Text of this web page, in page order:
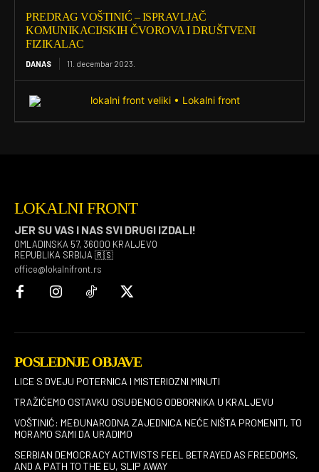
PREDRAG VOŠTINIĆ – ISPRAVLJAČ
KOMUNIKACIJSKIH ČVOROVA I DRUŠTVENI
FIZIKALAC
DANAS 11. decembar 2023.
LOKALNI FRONT
JER SU VAS I NAS SVI DRUGI IZDALI!
OMLADINSKA 57, 36000 KRALJEVO
REPUBLIKA SRBIJA 🇷🇸
office@lokalnifront.rs
POSLEDNJE OBJAVE
LICE S DVEJU POTERNICA I MISTERIOZNI MINUTI
TRAŽIĆEMO OSTAVKU OSUĐENOG ODBORNIKA U KRALJEVU
VOŠTINIĆ: MEĐUNARODNA ZAJEDNICA NEĆE NIŠTA PROMENITI, TO
MORAMO SAMI DA URADIMO
SERBIAN DEMOCRACY ACTIVISTS FEEL BETRAYED AS FREEDOMS,
AND A PATH TO THE EU, SLIP AWAY